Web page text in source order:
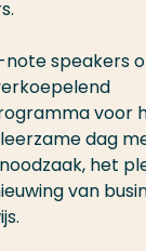
speakers
voor
dag
het
van